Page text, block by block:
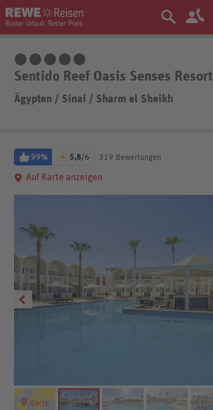
Sentido Reef Oasis Senses Resort
Ägypten / Sinai / Sharm el Sheikh
99% 5,8/6 319 Bewertungen
Auf Karte anzeigen